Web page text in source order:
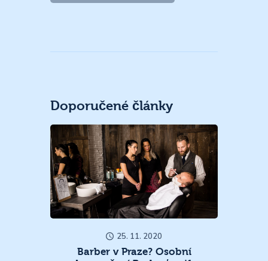
Doporučené články
25. 11. 2020
Barber v Praze? Osobní